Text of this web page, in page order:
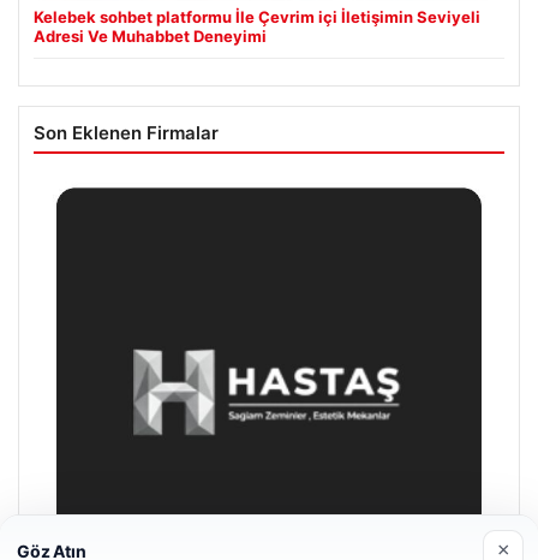
Kelebek sohbet platformu İle Çevrim içi İletişimin Seviyeli
Adresi Ve Muhabbet Deneyimi
Son Eklenen Firmalar
Göz Atın ×